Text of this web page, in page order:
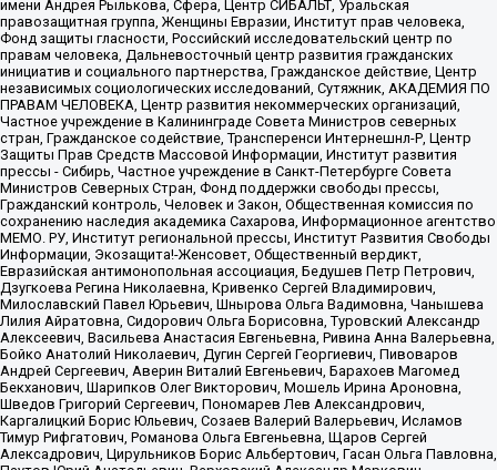
имени Андрея Рылькова, Сфера, Центр СИБАЛЬТ, Уральская
правозащитная группа, Женщины Евразии, Институт прав человека,
Фонд защиты гласности, Российский исследовательский центр по
правам человека, Дальневосточный центр развития гражданских
инициатив и социального партнерства, Гражданское действие, Центр
независимых социологических исследований, Сутяжник, АКАДЕМИЯ ПО
ПРАВАМ ЧЕЛОВЕКА, Центр развития некоммерческих организаций,
Частное учреждение в Калининграде Совета Министров северных
стран, Гражданское содействие, Трансперенси Интернешнл-Р, Центр
Защиты Прав Средств Массовой Информации, Институт развития
прессы - Сибирь, Частное учреждение в Санкт-Петербурге Совета
Министров Северных Стран, Фонд поддержки свободы прессы,
Гражданский контроль, Человек и Закон, Общественная комиссия по
сохранению наследия академика Сахарова, Информационное агентство
МЕМО. РУ, Институт региональной прессы, Институт Развития Свободы
Информации, Экозащита!-Женсовет, Общественный вердикт,
Евразийская антимонопольная ассоциация, Бедушев Петр Петрович,
Дзугкоева Регина Николаевна, Кривенко Сергей Владимирович,
Милославский Павел Юрьевич, Шнырова Ольга Вадимовна, Чанышева
Лилия Айратовна, Сидорович Ольга Борисовна, Туровский Александр
Алексеевич, Васильева Анастасия Евгеньевна, Ривина Анна Валерьевна,
Бойко Анатолий Николаевич, Дугин Сергей Георгиевич, Пивоваров
Андрей Сергеевич, Аверин Виталий Евгеньевич, Барахоев Магомед
Бекханович, Шарипков Олег Викторович, Мошель Ирина Ароновна,
Шведов Григорий Сергеевич, Пономарев Лев Александрович,
Каргалицкий Борис Юльевич, Созаев Валерий Валерьевич, Исламов
Тимур Рифгатович, Романова Ольга Евгеньевна, Щаров Сергей
Алексадрович, Цирульников Борис Альбертович, Гасан Ольга Павловна,